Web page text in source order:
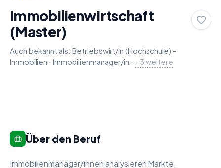
Immobilienwirtschaft
(Master)
Auch bekannt als: Betriebswirt/in (Hochschule) -
Immobilien · Immobilienmanager/in Property Manager/in
Real Estate Manager/in
Real estate economist
· +3 weitere
Über den Beruf
Immobilienmanager/innen analysieren Märkte,